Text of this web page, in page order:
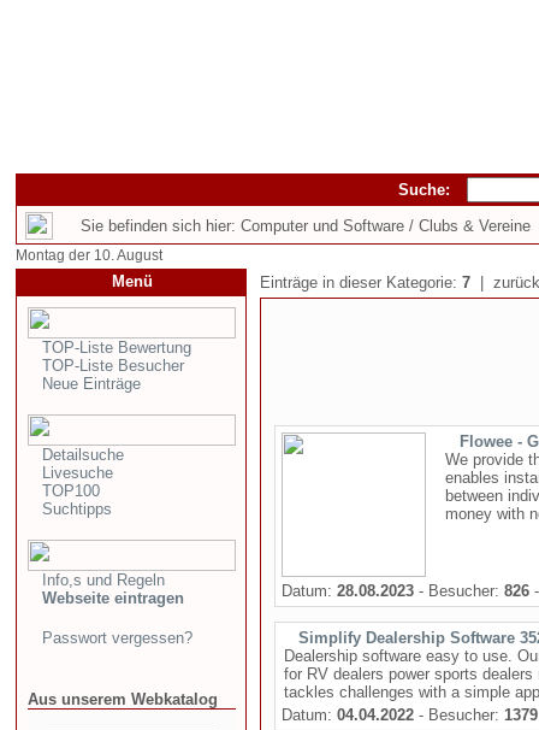
Suche:
Sie befinden sich hier: Computer und Software / Clubs & Vereine
Montag der 10. August
Menü
TOP-Liste Bewertung
TOP-Liste Besucher
Neue Einträge
Detailsuche
Livesuche
TOP100
Suchtipps
Info,s und Regeln
Webseite eintragen
Passwort vergessen?
Aus unserem Webkatalog
Einträge in dieser Kategorie: 7 |
Flowee -
We provide
enables
between
money with
Datum: 28.08.2023 - Besucher: 826
Simplify Dealership Software
Dealership software easy to use.
for RV dealers power sports
tackles challenges with a simple
Datum: 04.04.2022 - Besucher: 1379